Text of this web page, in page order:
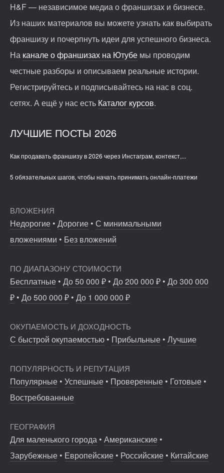
H&F — независимое медиа о франшизах и бизнесе.
Из наших материалов вы можете узнать как выбирать
франшизу и почерпнуть идеи для успешного бизнеса.
На канале о франшизах на Ютубе мы проводим
честные разборы и описываем реальные истории.
Регистрируйтесь и подписывайтесь на нас в соц.
сетях. А ещё у нас есть Каталог курсов.
ЛУЧШИЕ ПОСТЫ 2026
Как продавать франшизу в 2026 через Инстаграм, контекст,...
5 обязательных шагов, чтобы начать принимать онлайн-платежи
ВЛОЖЕНИЯ
Недорогие • Дорогие • С минимальными
вложениями • Без вложений
ПО ДИАПАЗОНУ СТОИМОСТИ
Бесплатные • До 50 000 ₽ • До 200 000 ₽ • До 300 000
₽ • До 500 000 ₽ • До 1 000 000 ₽
ОКУПАЕМОСТЬ И ДОХОДНОСТЬ
С быстрой окупаемостью • Прибыльные • Лучшие
ПОПУЛЯРНОСТЬ И РЕПУТАЦИЯ
Популярные • Успешные • Проверенные • Готовые •
Востребованные
ГЕОГРАФИЯ
Для маленького города • Американские •
Зарубежные • Европейские • Российские • Китайские